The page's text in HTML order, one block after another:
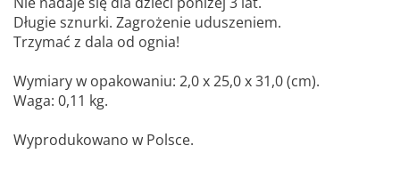
Długie sznurki. Zagrożenie uduszeniem.
Trzymać z dala od ognia!
Wymiary w opakowaniu: 2,0 x 25,0 x 31,0 (cm).
Waga: 0,11 kg.
Wyprodukowano w Polsce.